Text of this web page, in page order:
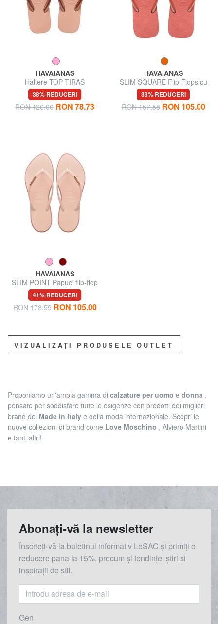
HAVAIANAS
Haltere TOP TIRAS
38% REDUCERI
RON 126.06 RON 78.73
HAVAIANAS
SLIM SQUARE Flip Flops cu
vârful pătrat
33% REDUCERI
RON 157.58 RON 105.00
HAVAIANAS
SLIM POINT Papuci flip-flop
41% REDUCERI
RON 178.59 RON 105.00
VIZUALIZAȚI PRODUSELE OUTLET
Proponiamo un'ampia gamma di calzature per uomo e donna ,
pensate per soddisfare tutte le esigenze con prodotti dei migliori
brand del Made in Italy e della moda internazionale. Scopri le
nuove collezioni di brand come Love Moschino , Alviero Martini
e tanti altri!
Abonați-vă la newsletter
Înscrieți-vă la buletinul informativ LeSAC și primiți o
reducere pana la 15%, precum și tendințe, știri și
inspirații de stil.
Gen